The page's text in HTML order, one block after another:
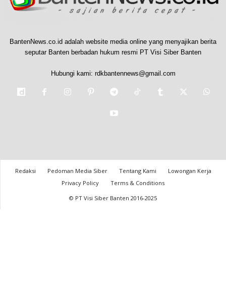
BantenNews.co.id adalah website media online yang menyajikan berita
seputar Banten berbadan hukum resmi PT Visi Siber Banten
Hubungi kami: rdkbantennews@gmail.com
Redaksi Pedoman Media Siber Tentang Kami
Lowongan Kerja
Privacy Policy
Terms & Conditions
© PT Visi Siber Banten 2016-2025